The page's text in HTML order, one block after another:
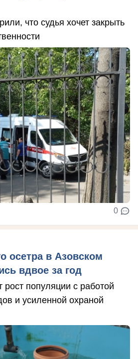
что судья хочет закрыть
0
осетра в Азовском
вдвое за год
популяции с работой
и усиленной охраной